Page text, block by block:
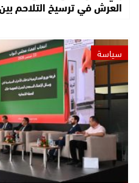
العرش في ترسيخ التلاحم
سياسة